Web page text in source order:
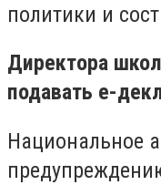
политики и
Директора
подавать е-
Национальное